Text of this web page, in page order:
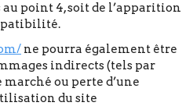
point 4, soit de l’apparition
ne pourra également être
indirects (tels par
ou perte d’une
du site